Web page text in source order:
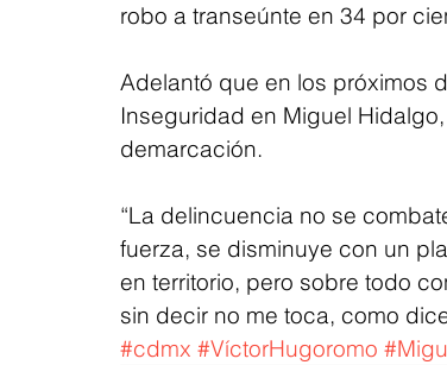
robo a transeúnte en 34 por
Adelantó que en los próximos
Inseguridad en Miguel
demarcación.
“La delincuencia no se
fuerza, se disminuye con un
en territorio, pero sobre todo
sin decir no me toca, como
#cdmx #VíctorHugoromo